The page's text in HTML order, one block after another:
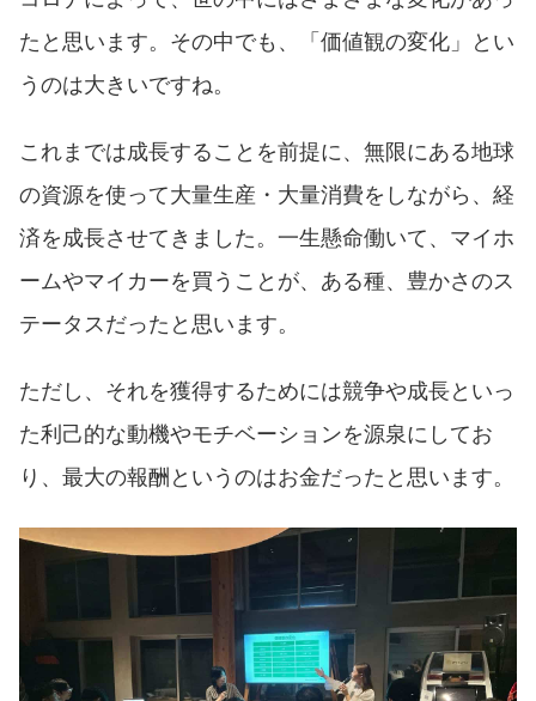
たと思います。その中でも、「価値観の変化」とい
うのは大きいですね。
これまでは成長することを前提に、無限にある地球
の資源を使って大量生産・大量消費をしながら、経
済を成長させてきました。一生懸命働いて、マイホ
ームやマイカーを買うことが、ある種、豊かさのス
テータスだったと思います。
ただし、それを獲得するためには競争や成長といっ
た利己的な動機やモチベーションを源泉にしてお
り、最大の報酬というのはお金だったと思います。